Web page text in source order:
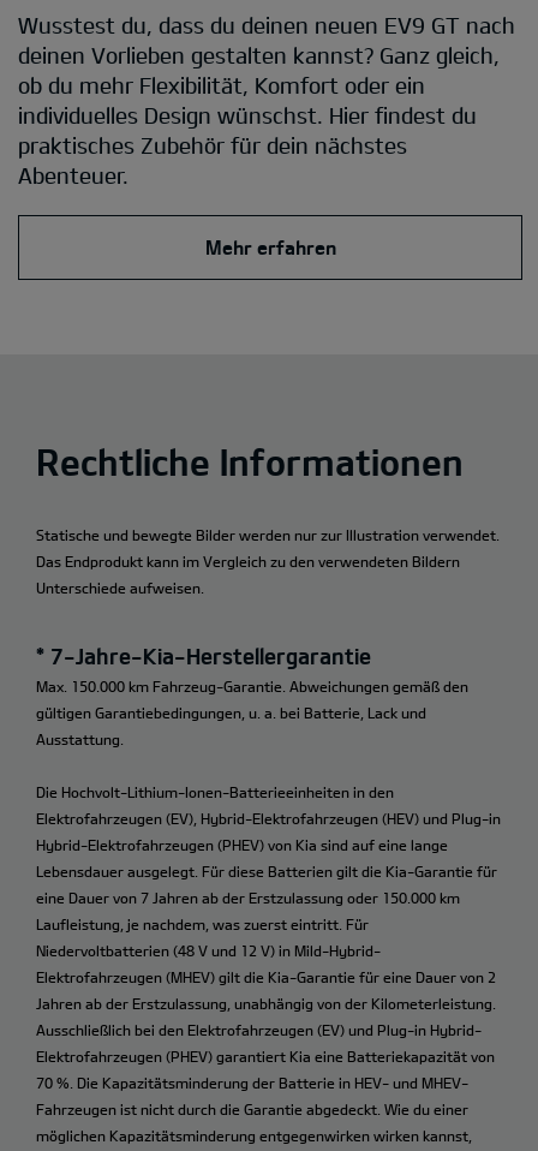
Wusstest du, dass du deinen neuen EV9 GT nach
deinen Vorlieben gestalten kannst? Ganz gleich,
ob du mehr Flexibilität, Komfort oder ein
individuelles Design wünschst. Hier findest du
praktisches Zubehör für dein nächstes
Abenteuer.
Mehr erfahren
Rechtliche Informationen
Statische und bewegte Bilder werden nur zur Illustration verwendet.
Das Endprodukt kann im Vergleich zu den verwendeten Bildern
Unterschiede aufweisen.
* 7-Jahre-Kia-Herstellergarantie
Max. 150.000 km Fahrzeug-Garantie. Abweichungen gemäß den
gültigen Garantiebedingungen, u. a. bei Batterie, Lack und
Ausstattung.
Die Hochvolt-Lithium-Ionen-Batterieeinheiten in den
Elektrofahrzeugen (EV), Hybrid-Elektrofahrzeugen (HEV) und Plug-in
Hybrid-Elektrofahrzeugen (PHEV) von Kia sind auf eine lange
Lebensdauer ausgelegt. Für diese Batterien gilt die Kia-Garantie für
eine Dauer von 7 Jahren ab der Erstzulassung oder 150.000 km
Laufleistung, je nachdem, was zuerst eintritt. Für
Niedervoltbatterien (48 V und 12 V) in Mild-Hybrid-
Elektrofahrzeugen (MHEV) gilt die Kia-Garantie für eine Dauer von 2
Jahren ab der Erstzulassung, unabhängig von der Kilometerleistung.
Ausschließlich bei den Elektrofahrzeugen (EV) und Plug-in Hybrid-
Elektrofahrzeugen (PHEV) garantiert Kia eine Batteriekapazität von
70 %. Die Kapazitätsminderung der Batterie in HEV- und MHEV-
Fahrzeugen ist nicht durch die Garantie abgedeckt. Wie du einer
möglichen Kapazitätsminderung entgegenwirken wirken kannst,